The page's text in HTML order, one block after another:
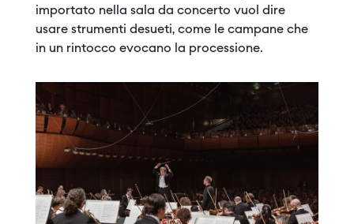
importato nella sala da concerto vuol dire
usare strumenti desueti, come le campane che
in un rintocco evocano la processione.